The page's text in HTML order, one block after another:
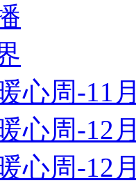
心周-11
心周-12
心周-12